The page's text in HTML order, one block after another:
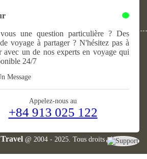
Nguyen Van Cu, Long Bien, Hanoi
- Licence professionnelle:01024/TCDL
@ 2004 - 2025. Tous droits réservés
une question particulière ? Des
voyage à partager ? N'hésitez pas à
avec un de nos experts en voyage qui
24/7
Message
Appelez-nous au
+84 913 025 122